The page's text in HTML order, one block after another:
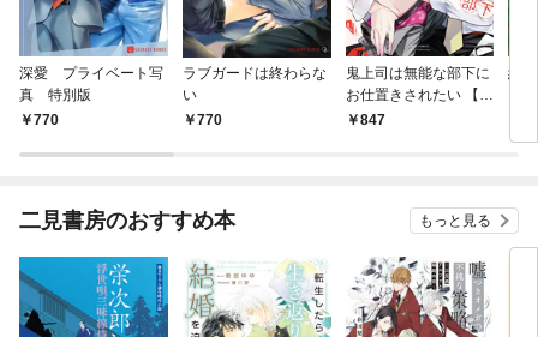
深愛 プライベート写
真 特別版
770
ラブガードは終わらな
い
770
鬼上司は無能な部下に
お仕置きされたい 【電
子限定おまけ付き】
847
純
二見書房のおすすめ本 もっと見る